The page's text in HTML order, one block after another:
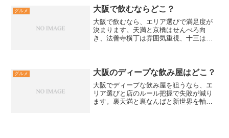
更...
グルメ 大阪で飲むならどこ？
大阪で飲むなら、エリア選びで満足度が
決まります。天満と京橋はせんべろ向
き、法善寺横丁は雰囲気重視、十三は穴
す。大阪で飲むなら最初に決...
グルメ 大阪のディープな飲み屋はどこ？
大阪でディープな飲み屋を狙うなら、エ
リア選びと店のルール把握で失敗が減り
ます。裏天満と裏なんばと新世界を軸